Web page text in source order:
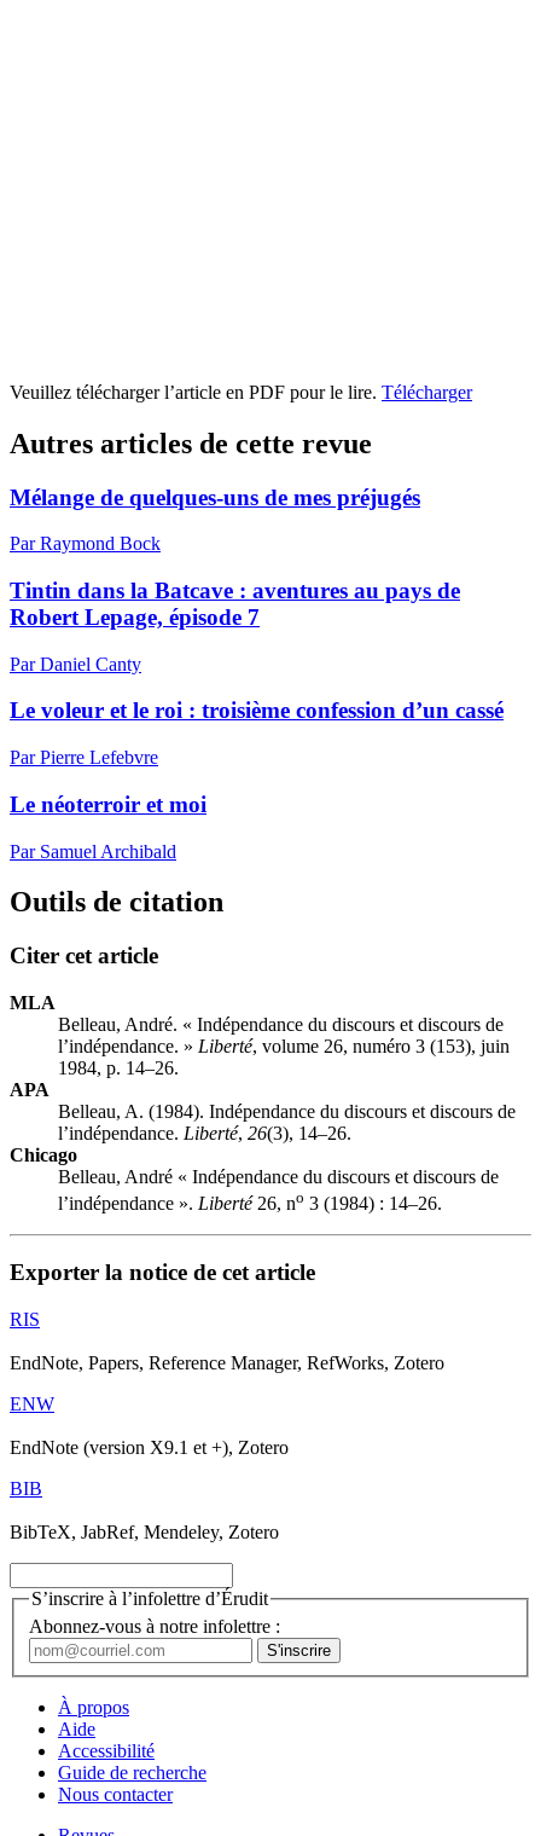
Veuillez télécharger l’article en PDF pour le lire. Télécharger
Autres articles de cette revue
Mélange de quelques-uns de mes préjugés
Par Raymond Bock
Tintin dans la Batcave : aventures au pays de
Robert Lepage, épisode 7
Par Daniel Canty
Le voleur et le roi : troisième confession d’un cassé
Par Pierre Lefebvre
Le néoterroir et moi
Par Samuel Archibald
Outils de citation
Citer cet article
MLA
Belleau, André. « Indépendance du discours et discours de
l’indépendance. » Liberté, volume 26, numéro 3 (153), juin
1984, p. 14–26.
APA
Belleau, A. (1984). Indépendance du discours et discours de
l’indépendance. Liberté, 26(3), 14–26.
Chicago
Belleau, André « Indépendance du discours et discours de
l’indépendance ». Liberté26, no 3 (1984) : 14–26.
Exporter la notice de cet article
RIS
EndNote, Papers, Reference Manager, RefWorks, Zotero
ENW
EndNote (version X9.1 et +), Zotero
BIB
BibTeX, JabRef, Mendeley, Zotero
S’inscrire à l’infolettre d’Érudit
Abonnez-vous à notre infolettre :
À propos
Aide
Accessibilité
Guide de recherche
Nous contacter